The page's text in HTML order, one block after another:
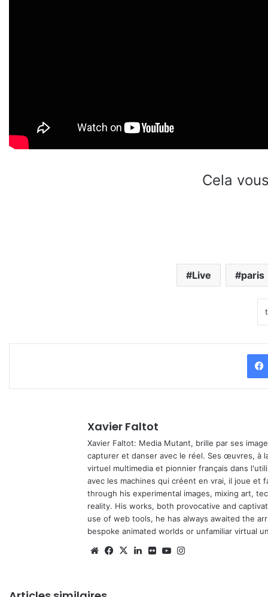
Cela
Live paris
Xavier Faltot
Xavier Faltot: Media Mutant, brille par ses
capturer et danser avec le réel. Ses œuvres, à
virtuel multimedia et pionnier français dans
avec les machines qui créent en vrai, il joue et
through his experimental images, mixing art,
reality. His works, both provocative and
use of web tools, he has always awaited the
bespoke animated worlds or unfamiliar virtual
We Fa
X
Lin Fli Yo